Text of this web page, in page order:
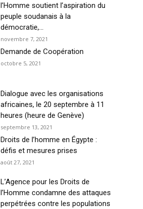
l’Homme soutient l’aspiration du
peuple soudanais à la
démocratie,...
novembre 7, 2021
Demande de Coopération
octobre 5, 2021
Dialogue avec les organisations
africaines, le 20 septembre à 11
heures (heure de Genève)
septembre 13, 2021
Droits de l’homme en Égypte :
défis et mesures prises
août 27, 2021
L’Agence pour les Droits de
l’Homme condamne des attaques
perpétrées contre les populations